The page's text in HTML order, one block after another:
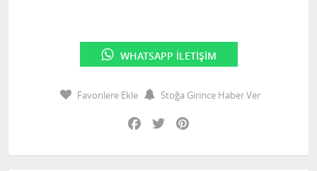
WHATSAPP İLETIŞIM
Favorilere Ekle
Stoğa Girince Haber Ver
Facebook
Twitter